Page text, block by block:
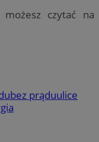
możesz czytać na
bez prąduulice